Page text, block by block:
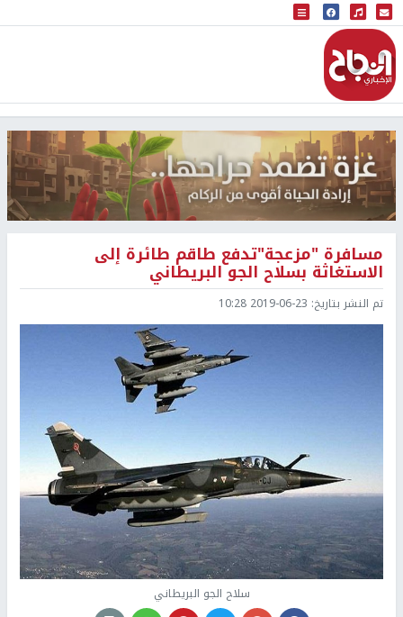
البث المباشر
إذاعة النجاح
مسافرة "مزعجة"تدفع طاقم طائرة إلى
الاستغاثة بسلاح الجو البريطاني
تم النشر بتاريخ: 2019-06-23 10:28
سلاح الجو البريطاني